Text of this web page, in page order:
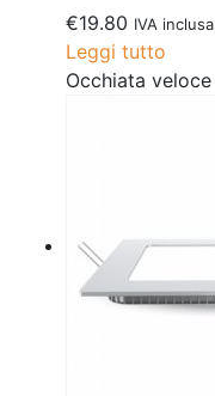
€19.80 IVA inclusa
Leggi tutto
Occhiata veloce